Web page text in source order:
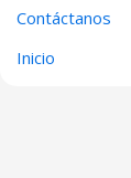
Contáctanos
Inicio